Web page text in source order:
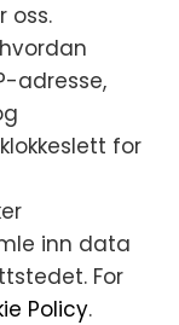
oss.
adresse,
for
inn data
For
Policy.